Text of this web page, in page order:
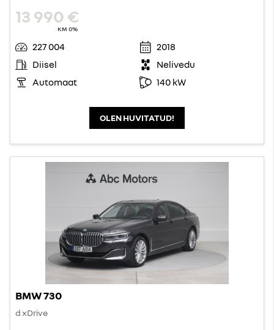
13 990 €
KM 0%
227 004
2018
Diisel
Nelivedu
Automaat
140 kW
OLEN HUVITATUD!
BMW 730
d xDrive